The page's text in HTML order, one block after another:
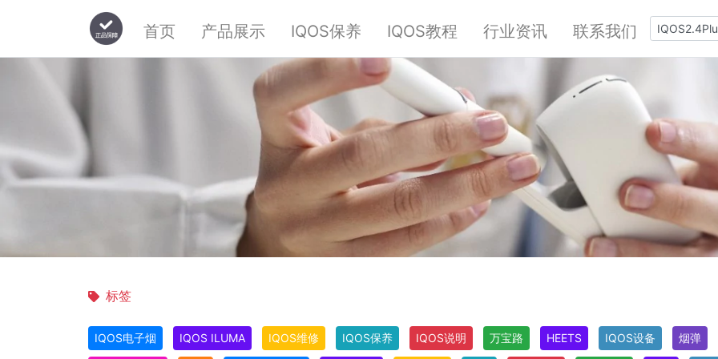
首页 产品展示 IQOS保养 IQOS教程 行业资讯 联系我们
标签
IQOS电子烟 IQOS ILUMA IQOS维修 IQOS保养 IQOS说明 万宝路 HEETS IQOS设备 烟弹